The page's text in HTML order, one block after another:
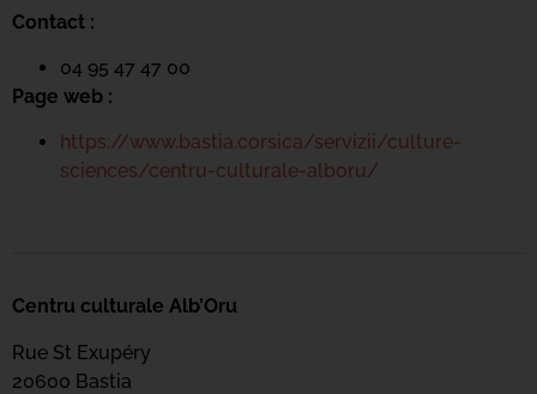
Contact :
04 95 47 47 00
Page web :
https://www.bastia.corsica/servizii/culture-
sciences/centru-culturale-alboru/
Centru culturale Alb’Oru
Rue St Exupéry
20600 Bastia